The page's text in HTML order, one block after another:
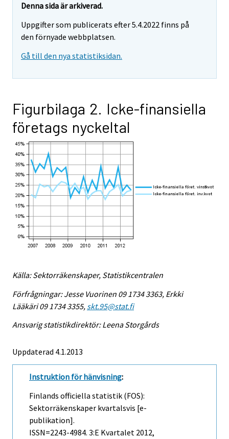
Denna sida är arkiverad.
Uppgifter som publicerats efter 5.4.2022 finns på
den förnyade webbplatsen.
Gå till den nya statistiksidan.
Figurbilaga 2. Icke-finansiella
företags nyckeltal
Källa: Sektorräkenskaper, Statistikcentralen
Förfrågningar: Jesse Vuorinen 09 1734 3363, Erkki
Lääkäri 09 1734 3355, skt.95@stat.fi
Ansvarig statistikdirektör: Leena Storgårds
Uppdaterad 4.1.2013
Instruktion för hänvisning:
Finlands officiella statistik (FOS):
Sektorräkenskaper kvartalsvis [e-
publikation].
ISSN=2243-4984. 3:e Kvartalet 2012,